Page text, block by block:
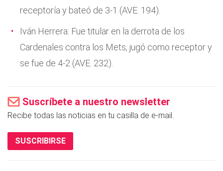
receptoría y bateó de 3-1 (AVE. 194).
Iván Herrera: Fue titular en la derrota de los
Cardenales contra los Mets, jugó como receptor y
se fue de 4-2 (AVE. 232).
Suscríbete a nuestro newsletter
Recibe todas las noticias en tu casilla de e-mail.
SUSCRIBIRSE